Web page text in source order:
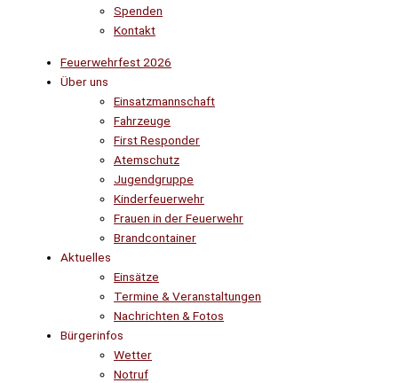
Spenden
Kontakt
Feuerwehrfest 2026
Über uns
Einsatzmannschaft
Fahrzeuge
First Responder
Atemschutz
Jugendgruppe
Kinderfeuerwehr
Frauen in der Feuerwehr
Brandcontainer
Aktuelles
Einsätze
Termine & Veranstaltungen
Nachrichten & Fotos
Bürgerinfos
Wetter
Notruf